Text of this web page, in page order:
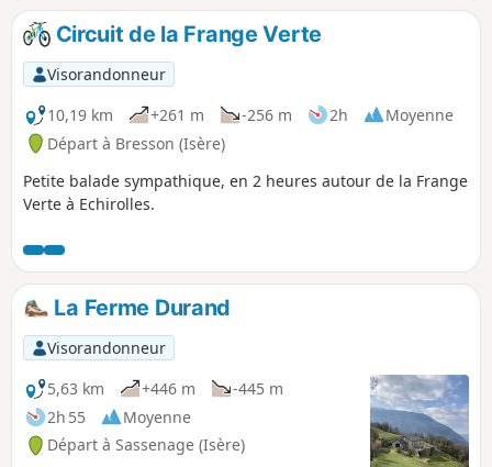
Circuit de la Frange Verte
Visorandonneur
10,19 km
+261 m -256 m 2h
Moyenne
Départ à Bresson (Isère)
Petite balade sympathique, en 2 heures autour de la Frange
Verte à Echirolles.
La Ferme Durand
Visorandonneur
5,63 km
+446 m
-445 m
2h 55
Moyenne
Départ à Sassenage (Isère)